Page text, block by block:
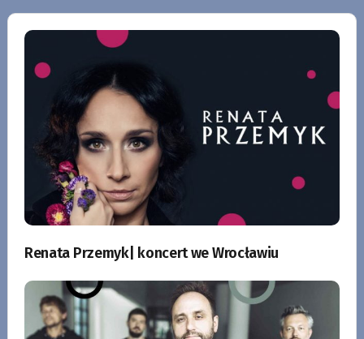
Renata Przemyk| koncert we Wrocławiu